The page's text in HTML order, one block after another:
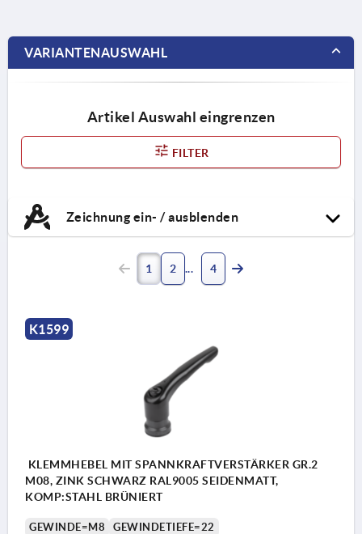
VARIANTENAUSWAHL
Artikel Auswahl eingrenzen
FILTER
Zeichnung ein- / ausblenden
1 2 4
K1599
KLEMMHEBEL MIT SPANNKRAFTVERSTÄRKER GR.2
M08, ZINK SCHWARZ RAL9005 SEIDENMATT,
KOMP:STAHL BRÜNIERT
GEWINDE=M8
GEWINDETIEFE=22